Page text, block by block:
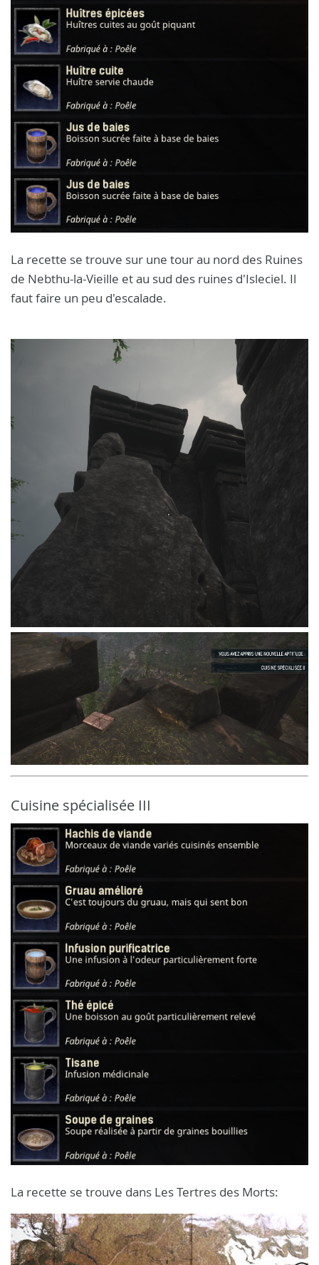
La recette se trouve sur une tour au nord des Ruines
de Nebthu-la-Vieille et au sud des ruines d'Isleciel. Il
faut faire un peu d'escalade.
Cuisine spécialisée III
La recette se trouve dans Les Tertres des Morts: